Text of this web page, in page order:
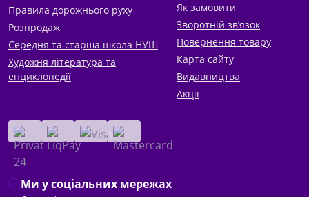
Правила дорожнього руху
Розпродаж
Середня та старша школа НУШ
Художня література та
енциклопедії
Як замовити
Зворотній зв’язок
Повернення товару
Карта сайту
Видавництва
Акції
Ми у соціальних мережах